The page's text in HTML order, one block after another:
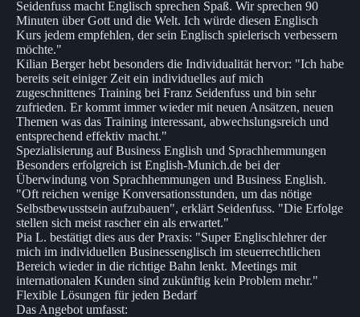
Seidenfuss macht Englisch sprechen Spaß. Wir sprechen 90
Minuten über Gott und die Welt. Ich würde diesen Englisch
Kurs jedem empfehlen, der sein Englisch spielerisch verbessern
möchte."
Kilian Berger hebt besonders die Individualität hervor: "Ich habe
bereits seit einiger Zeit ein individuelles auf mich
zugeschnittenes Training bei Franz Seidenfuss und bin sehr
zufrieden. Er kommt immer wieder mit neuen Ansätzen, neuen
Themen was das Training interessant, abwechslungsreich und
entsprechend effektiv macht."
Spezialisierung auf Business English und Sprachhemmungen
Besonders erfolgreich ist English-Munich.de bei der
Überwindung von Sprachhemmungen und Business English.
"Oft reichen wenige Konversationsstunden, um das nötige
Selbstbewusstsein aufzubauen", erklärt Seidenfuss. "Die Erfolge
stellen sich meist rascher ein als erwartet."
Pia L. bestätigt dies aus der Praxis: "Super Englischlehrer der
mich im individuellen Businessenglisch im steuerrechtlichen
Bereich wieder in die richtige Bahn lenkt. Meetings mit
internationalen Kunden sind zukünftig kein Problem mehr."
Flexible Lösungen für jeden Bedarf
Das Angebot umfasst: